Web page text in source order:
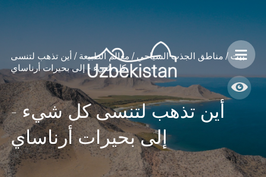
بيت / مناطق الجذب السياحي / معالم الطبيعة / أين تذهب لتنسى
كل شيء - إلى بحيرات أرناساي
أين تذهب لتنسى كل شيء -
إلى بحيرات أرناساي